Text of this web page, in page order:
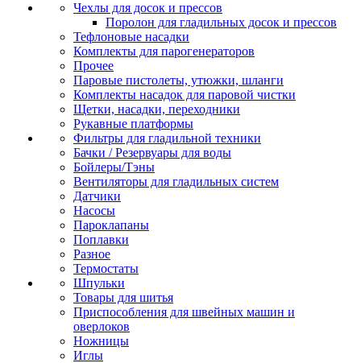
Чехлы для досок и прессов
Поролон для гладильных досок и прессов
Тефлоновые насадки
Комплекты для парогенераторов
Прочее
Паровые пистолеты, утюжки, шланги
Комплекты насадок для паровой чистки
Щетки, насадки, переходники
Рукавные платформы
Фильтры для гладильной техники
Бачки / Резервуары для воды
Бойлеры/Тэны
Вентиляторы для гладильных систем
Датчики
Насосы
Пароклапаны
Поплавки
Разное
Термостаты
Шпульки
Товары для шитья
Приспособления для швейных машин и
оверлоков
Ножницы
Иглы